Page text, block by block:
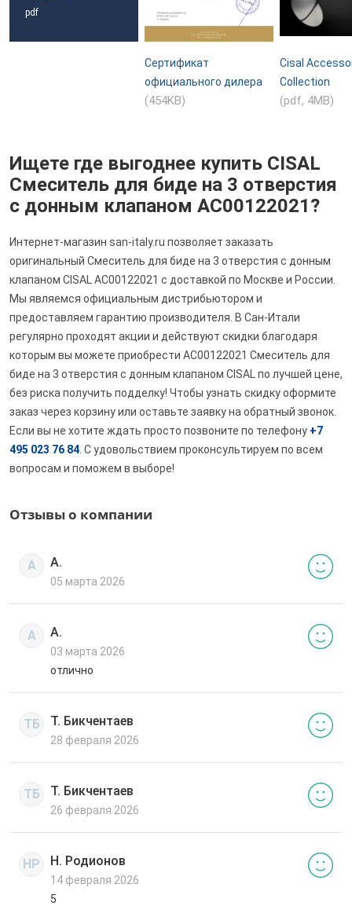
pdf
Сертификат
официального дилера
(454KB)
Cisal
Collection
(pdf, 4MB)
Ищете где выгоднее купить CISAL
Смеситель для биде на 3 отверстия
с донным клапаном AC00122021?
Интернет-магазин san-italy.ru позволяет заказать
оригинальный Смеситель для биде на 3 отверстия с донным
клапаном CISAL AC00122021 с доставкой по Москве и России.
Мы являемся официальным дистрибьютором и
предоставляем гарантию производителя. В Сан-Итали
регулярно проходят акции и действуют скидки благодаря
которым вы можете приобрести AC00122021 Смеситель для
биде на 3 отверстия с донным клапаном CISAL по лучшей цене,
без риска получить подделку! Чтобы узнать скидку оформите
заказ через корзину или оставьте заявку на обратный звонок.
Если вы не хотите ждать просто позвоните по телефону +7
495 023 76 84 . С удовольствием проконсультируем по всем
вопросам и поможем в выборе!
Отзывы о компании
А А.
05 марта 2026
А А.
03 марта 2026
отлично
ТБ Т. Бикчентаев
28 февраля 2026
ТБ Т. Бикчентаев
26 февраля 2026
НР Н. Родионов
14 февраля 2026
5